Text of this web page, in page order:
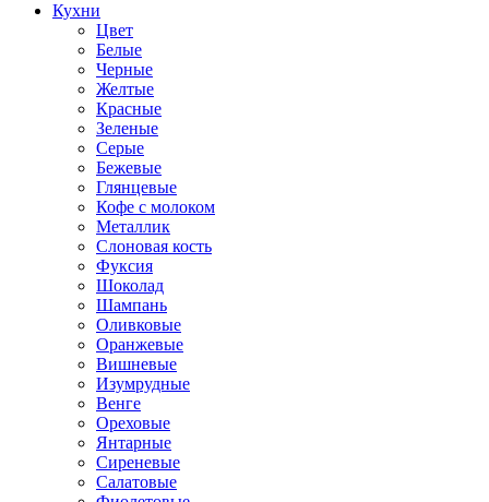
Кухни
Цвет
Белые
Черные
Желтые
Красные
Зеленые
Серые
Бежевые
Глянцевые
Кофе с молоком
Металлик
Слоновая кость
Фуксия
Шоколад
Шампань
Оливковые
Оранжевые
Вишневые
Изумрудные
Венге
Ореховые
Янтарные
Сиреневые
Салатовые